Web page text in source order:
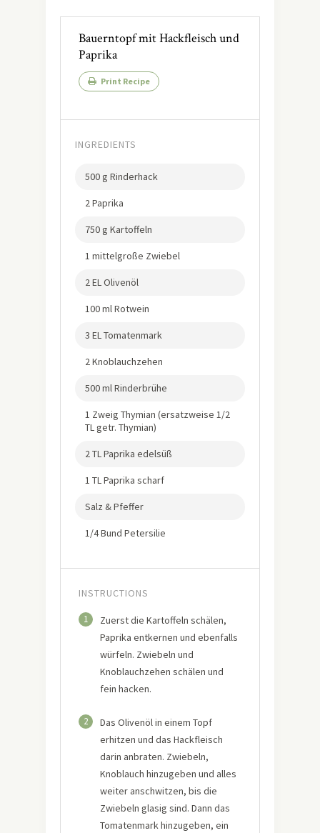
Bauerntopf mit Hackfleisch und
Paprika
Print Recipe
INGREDIENTS
500 g Rinderhack
2 Paprika
750 g Kartoffeln
1 mittelgroße Zwiebel
2 EL Olivenöl
100 ml Rotwein
3 EL Tomatenmark
2 Knoblauchzehen
500 ml Rinderbrühe
1 Zweig Thymian (ersatzweise 1/2
TL getr. Thymian)
2 TL Paprika edelsüß
1 TL Paprika scharf
Salz & Pfeffer
1/4 Bund Petersilie
INSTRUCTIONS
1
Zuerst die Kartoffeln schälen,
Paprika entkernen und ebenfalls
würfeln. Zwiebeln und
Knoblauchzehen schälen und
fein hacken.
2
Das Olivenöl in einem Topf
erhitzen und das Hackfleisch
darin anbraten. Zwiebeln,
Knoblauch hinzugeben und alles
weiter anschwitzen, bis die
Zwiebeln glasig sind. Dann das
Tomatenmark hinzugeben, ein